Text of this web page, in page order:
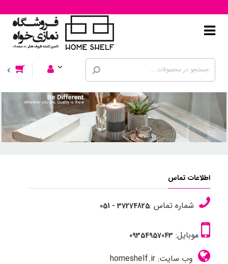
اطلاعات تماس
شماره تماس :37274825 - 051
موبایل: 09354957043
وب سایت: homeshelf.ir